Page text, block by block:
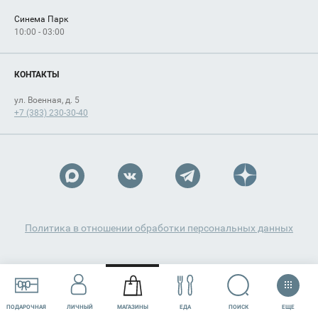
ПОДАРОЧНАЯ ЛИЧНЫЙ МАГАЗИНЫ ЕДА РАЗВЛЕЧЕНИЯ СЕРВИСЫ
ПОИСК ЕЩЕ
Синема Парк
10:00 - 03:00
КОНТАКТЫ
ул. Военная, д. 5
+7 (383) 230-30-40
Политика в отношении обработки персональных данных